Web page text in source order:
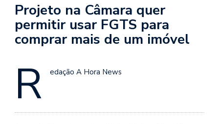
Projeto na Câmara quer
permitir usar FGTS para
comprar mais de um imóvel
R edação A Hora News